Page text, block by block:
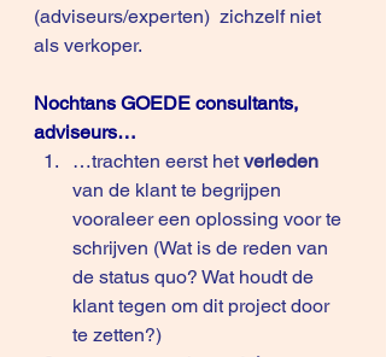
(adviseurs/experten)  zichzelf niet
als verkoper.
Nochtans GOEDE consultants,
adviseurs…
…trachten eerst het verleden
van de klant te begrijpen
vooraleer een oplossing voor te
schrijven (Wat is de reden van
de status quo? Wat houdt de
klant tegen om dit project door
te zetten?)